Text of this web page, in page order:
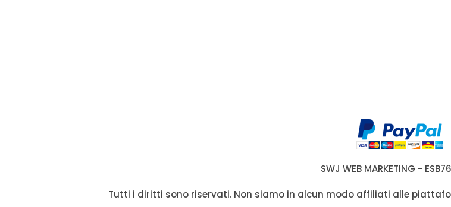
SWJ WEB MARKETING -
Tutti i diritti sono riservati. Non siamo in alcun modo affiliati alle